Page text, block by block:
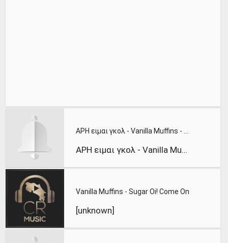
ΑΡΗ ειμαι γκολ - Vanilla Muffins - Sugar Oi! Come On Remix
Vanilla Muffins - Sugar Oi! Come On
[unknown]